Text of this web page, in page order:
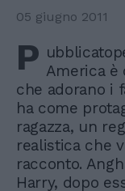
05 giugno 2011
P America è
che adorano i
ha come
ragazza, un
realistica che
racconto.
Harry, dopo